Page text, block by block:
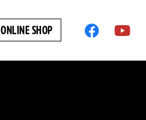
ONLINE SHOP